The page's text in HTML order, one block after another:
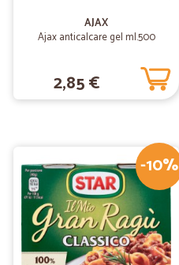
AJAX
Ajax anticalcare gel ml.500
2,85 €
-10%